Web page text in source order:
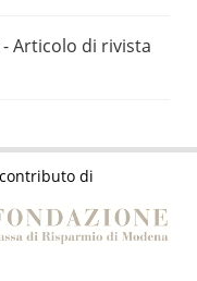
Articolo di rivista
di